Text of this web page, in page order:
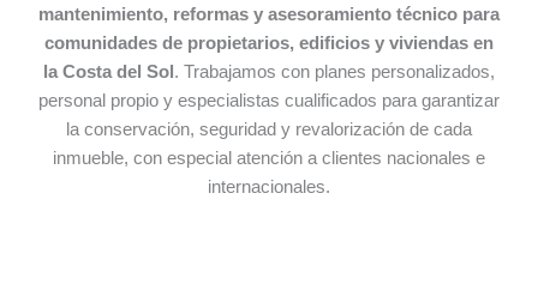
mantenimiento, reformas y asesoramiento técnico para
comunidades de propietarios, edificios y viviendas en
la Costa del Sol . Trabajamos con planes personalizados,
personal propio y especialistas cualificados para garantizar
la conservación, seguridad y revalorización de cada
inmueble, con especial atención a clientes nacionales e
internacionales.